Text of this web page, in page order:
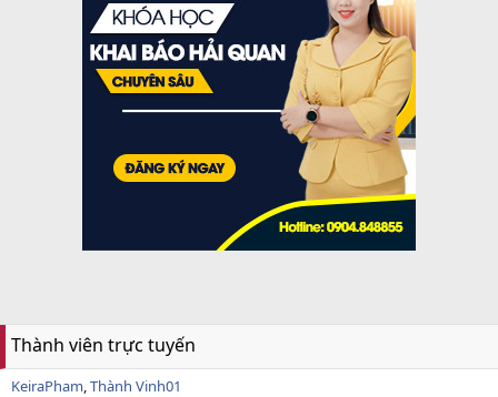
Thành viên trực tuyến
KeiraPham Thành Vinh01